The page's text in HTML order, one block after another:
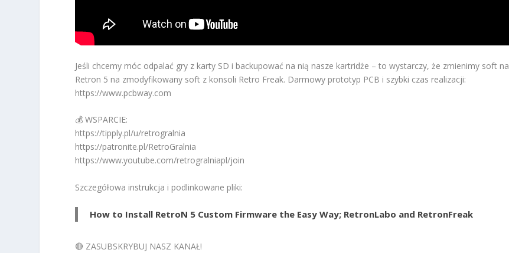
Jeśli chcemy móc odpalać gry z karty SD i backupować na nią nasze kartridże – to wystarczy, że zmienimy soft na
Retron 5 na zmodyfikowany soft z konsoli Retro Freak. Darmowy prototyp PCB i szybki czas realizacji:
https://www.pcbway.com
💰 WSPARCIE:
https://tipply.pl/u/retrogralnia
https://patronite.pl/RetroGralnia
https://www.youtube.com/retrogralniapl/join
Szczegółowa instrukcja i podlinkowane pliki:
How to Install RetroN 5 Custom Firmware the Easy Way; RetronLabo and RetronFreak
🔴 ZASUBSKRYBUJ NASZ KANAŁ!